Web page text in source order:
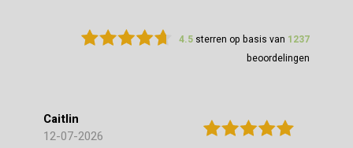
4.5 sterren op basis van 1237
beoordelingen
Caitlin
12-07-2026